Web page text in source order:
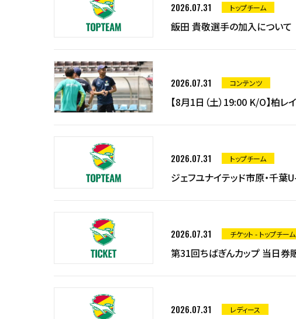
2026.07.31 トップチーム
飯田 貴敬選手の加入について
2026.07.31 コンテンツ
【8月1日（土）19:00 K/O】柏
2026.07.31 トップチーム
ジェフユナイテッド市原・千
2026.07.31 チケット - トップチーム
第31回ちばぎんカップ 当日券
2026.07.31 レディース